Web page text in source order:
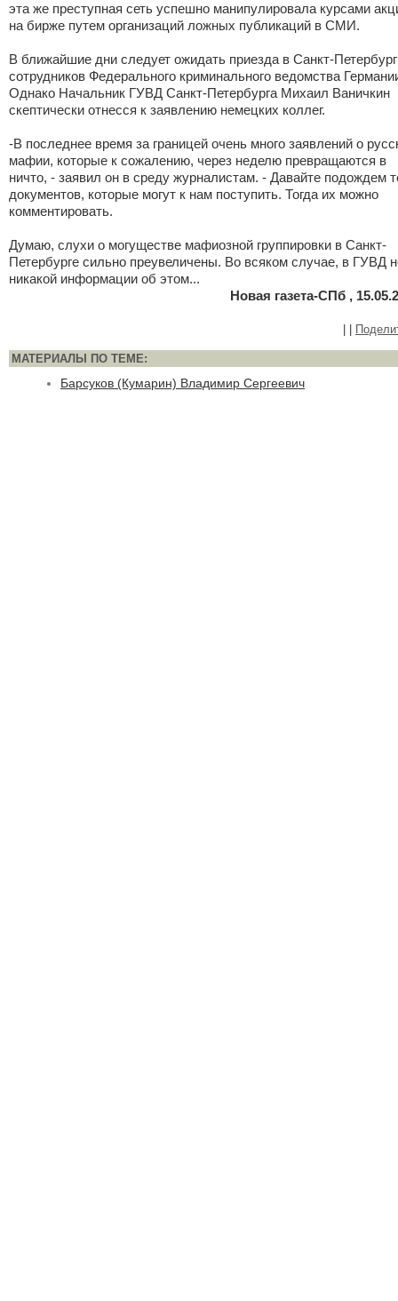
эта же преступная сеть успешно манипулировала курсами
на бирже путем организаций ложных публикаций в СМИ.
В ближайшие дни следует ожидать приезда в Санкт-Петербург
сотрудников Федерального криминального ведомства
Однако Начальник ГУВД Санкт-Петербурга Михаил Ваничкин
скептически отнесся к заявлению немецких коллег.
-В последнее время за границей очень много заявлений о
мафии, которые к сожалению, через неделю превращаются в
ничто, - заявил он в среду журналистам. - Давайте подождем
документов, которые могут к нам поступить. Тогда их можно
комментировать.
Думаю, слухи о могуществе мафиозной группировки в Санкт-
Петербурге сильно преувеличены. Во всяком случае, в ГУВД
никакой информации об этом...
Новая газета-СПб ,
МАТЕРИАЛЫ ПО ТЕМЕ:
Барсуков (Кумарин) Владимир Сергеевич